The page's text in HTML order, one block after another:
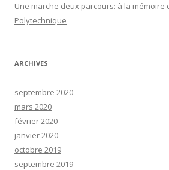
d
e
a
t
i
c
l
Une marche deux parcours: à la mémoire
Polytechnique
ARCHIVES
septembre 2020
mars 2020
février 2020
janvier 2020
octobre 2019
septembre 2019